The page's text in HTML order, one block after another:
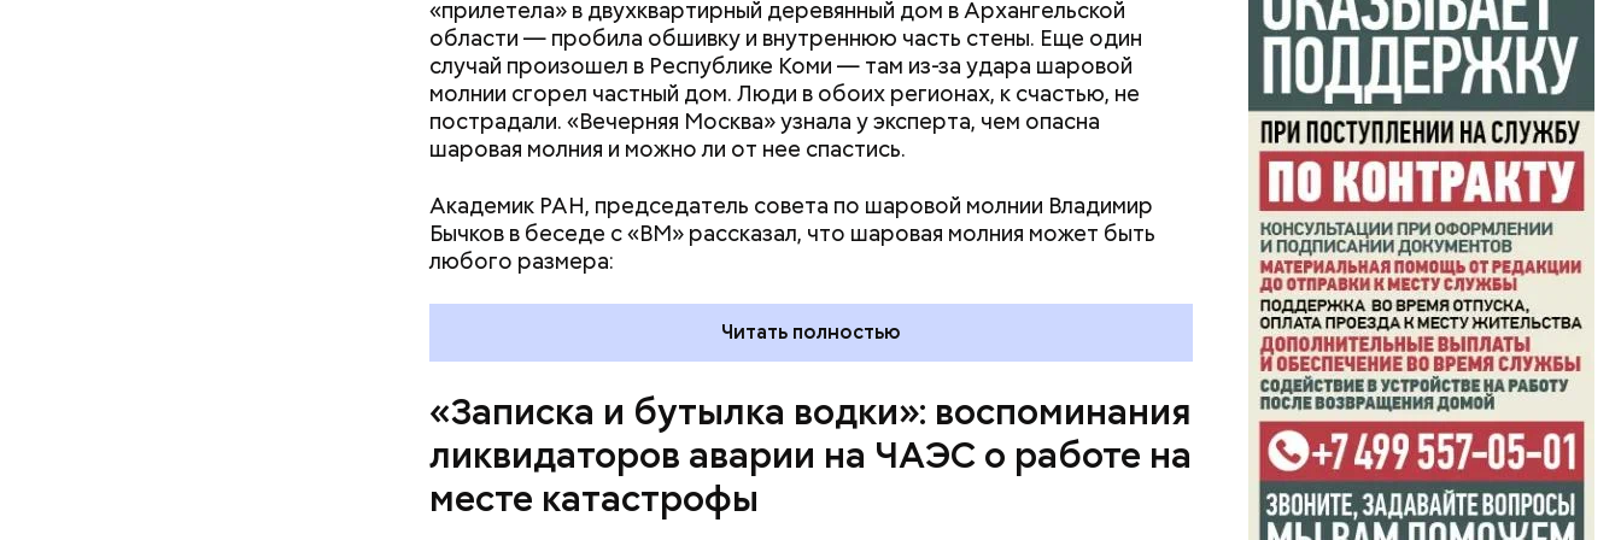
«прилетела» в двухквартирный деревянный дом в Архангельской
области — пробила обшивку и внутреннюю часть стены. Еще один
случай произошел в Республике Коми — там из-за удара шаровой
молнии сгорел частный дом. Люди в обоих регионах, к счастью, не
пострадали. «Вечерняя Москва» узнала у эксперта, чем опасна
шаровая молния и можно ли от нее спастись.
Академик РАН, председатель совета по шаровой молнии Владимир
Бычков в беседе с «ВМ» рассказал, что шаровая молния может быть
любого размера:
Читать полностью
«Записка и бутылка водки»: воспоминания
ликвидаторов аварии на ЧАЭС о работе на
месте катастрофы
Сказали, что произошло. Создали мобильный отряд. Через несколько
часов мы направились в сторону Чернобыля, — вспоминает Макеев.